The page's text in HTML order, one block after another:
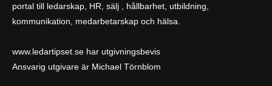
portal till ledarskap, HR, sälj , hållbarhet, utbildning,
kommunikation, medarbetarskap och hälsa.
www.ledartipset.se har utgivningsbevis
Ansvarig utgivare är Michael Törnblom